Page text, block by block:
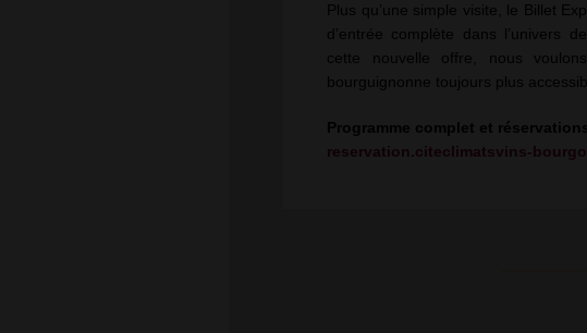
Plus qu’une simple visite, le Billet
d’entrée complète dans l’univers
cette nouvelle offre, nous
bourguignonne toujours plus
Programme complet et
reservation.citeclimatsvins-